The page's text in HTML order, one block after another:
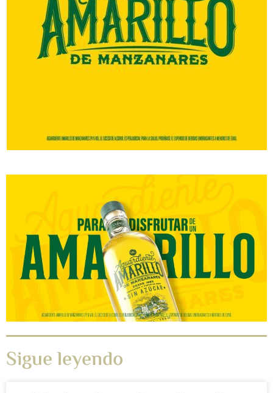
Sigue leyendo